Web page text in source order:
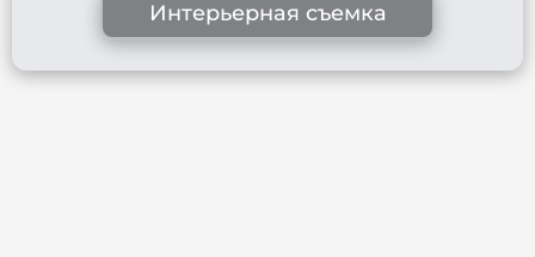
Интерьерная съемка